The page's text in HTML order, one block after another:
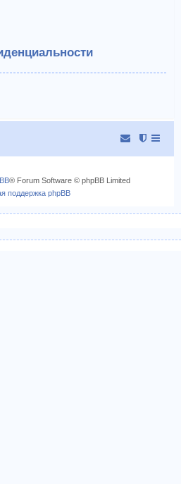
® Forum Software © phpBB Limited
поддержка phpBB